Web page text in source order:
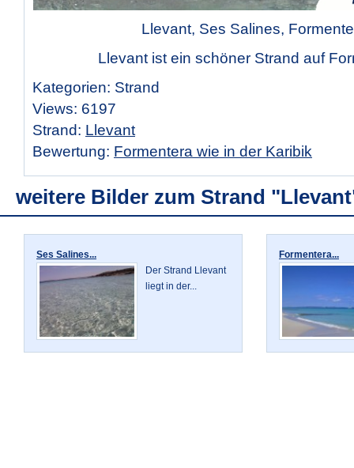
Llevant, Ses Salines,
Llevant ist ein schöner Strand auf
Kategorien: Strand
Views: 6197
Strand: Llevant
Bewertung: Formentera wie in der Karibik
weitere Bilder zum Strand
Ses Salines...
Der Strand Llevant
liegt in der...
Formentera...